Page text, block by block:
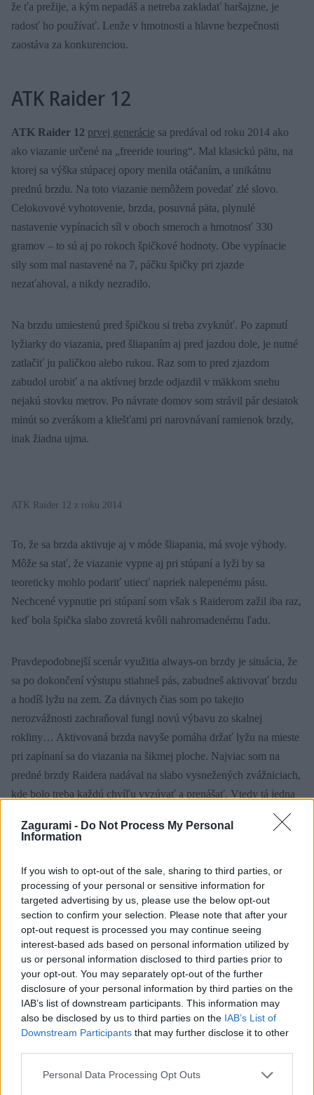
Zagurami - Do Not Process My Personal
Information
If you wish to opt-out of the sale, sharing to third parties, or
processing of your personal or sensitive information for
targeted advertising by us, please use the below opt-out
section to confirm your selection. Please note that after your
opt-out request is processed you may continue seeing
interest-based ads based on personal information utilized by
us or personal information disclosed to third parties prior to
your opt-out. You may separately opt-out of the further
disclosure of your personal information by third parties on the
IAB’s list of downstream participants. This information may
also be disclosed by us to third parties on the IAB’s List of
Downstream Participants that may further disclose it to other
Personal Data Processing Opt Outs
že ťa prežije, a kým nepadáš a netreba zakladať haršajzne, je
radosť ho používať. Lenže v hmotnosti a hlavne bezpečnosti
zaostáva za konkurenciou.
ATK Raider 12
ATK Raider 12 prvej generácie sa predával od roku 2014 ako
ako viazanie určené na „freeride touring“. Mal klasickú pätu, na
ktorej sa výška stúpacej opory menila otáčaním, a unikátnu
prednú brzdu. Na toto viazanie nemôžem povedať zlé slovo.
Celokovové vyhotovenie, brzda, posuvná päta, plynulé
nastavenie vypínacích síl v oboch smeroch a hmotnosť 330
gramov – to sú aj po rokoch špičkové hodnoty. Obe vypínacie
sily som mal nastavené na 7, páčku špičky pri zjazde
nezaťahoval, a nikdy nezradilo.
Na brzdu umiestenú pred špičkou si treba zvyknúť. Po zapnutí
lyžiarky do viazania, pred šliapaním aj pred jazdou dole, je nutné
zatlačiť ju paličkou alebo rukou. Raz som to pred zjazdom
zabudol urobiť a na aktívnej brzde odjazdil v mäkkom snehu
nejakú stovku metrov. Po návrate domov som strávil pár desiatok
minút so zverákom a kliešťami pri narovnávaní ramienok brzdy,
inak žiadna ujma.
ATK Raider 12 z roku 2014
To, že sa brzda aktivuje aj v móde šliapania, má svoje výhody.
Môže sa stať, že viazanie vypne aj pri stúpaní a lyži by sa
teoreticky mohlo podariť utiecť napriek nalepenému pásu.
Nechcené vypnutie pri stúpaní som však s Raiderom zažil iba raz,
keď bola špička slabo zovretá kvôli nahromadenému ľadu.
Pravdepodobnejší scenár využitia always-on brzdy je situácia, že
sa po dokončení výstupu stiahneš pás, zabudneš aktivovať brzdu
a hodíš lyžu na zem. Za dávnych čias som po takejto
nerozvážnosti zachraňoval fungl novú výbavu zo skalnej
rokliny… Aktivovaná brzda navyše pomáha držať lyžu na mieste
pri zapínaní sa do viazania na šikmej ploche. Najviac som na
predné brzdy Raidera nadával na slabo vysnežených zvážniciach,
kde bolo treba každú chvíľu vyzúvať a prenášať. Vtedy tá jedna
preklápačky umožnujúce nastaviť až 5 výšok stúpacej opory, z
toho tri paličkou. Pod pätou pribudla pružina kompenzujúca
ohýbanie lyže pri jazde. Viazanie vážilo 335 gramov, čo je stále
absolútna špička vo svojej kategórii. V tretej generácii sa brzda
presunula dozadu.
ATK Raider 12 tretej generácie. Existuje aj odľahčená verzia C-Raider s
inou špičkou, na ktorej časť kovu nahradili plastom a karbónom.
Slabinou Raiderov od druhej generácie vyššie sú príliš malé